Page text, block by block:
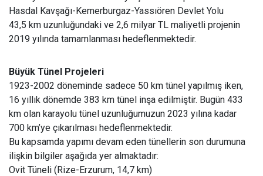
Hasdal Kavşağı-Kemerburgaz-Yassıören Devlet Yolu
43,5 km uzunluğundaki ve 2,6 milyar TL maliyetli projenin
2019 yılında tamamlanması hedeflenmektedir.
Büyük Tünel Projeleri
1923-2002 döneminde sadece 50 km tünel yapılmış iken,
16 yıllık dönemde 383 km tünel inşa edilmiştir. Bugün 433
km olan karayolu tünel uzunluğumuzun 2023 yılına kadar
700 km’ye çıkarılması hedeflenmektedir.
Bu kapsamda yapımı devam eden tünellerin son durumuna
ilişkin bilgiler aşağıda yer almaktadır:
Ovit Tüneli (Rize-Erzurum, 14,7 km)